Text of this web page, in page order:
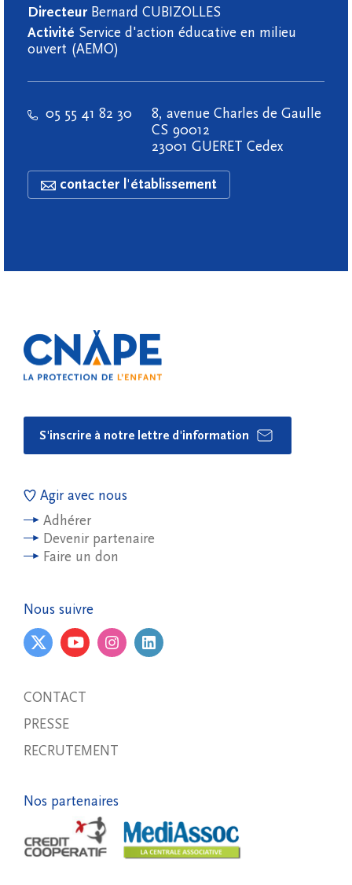
Directeur Bernard CUBIZOLLES
Activité Service d'action éducative en milieu
ouvert (AEMO)
05 55 41 82 30
8, avenue Charles de Gaulle
CS 90012
23001 GUERET Cedex
contacter l'établissement
S'inscrire à notre lettre d'information
Agir avec nous
Adhérer
Devenir partenaire
Faire un don
Nous suivre
CONTACT
PRESSE
RECRUTEMENT
Nos partenaires